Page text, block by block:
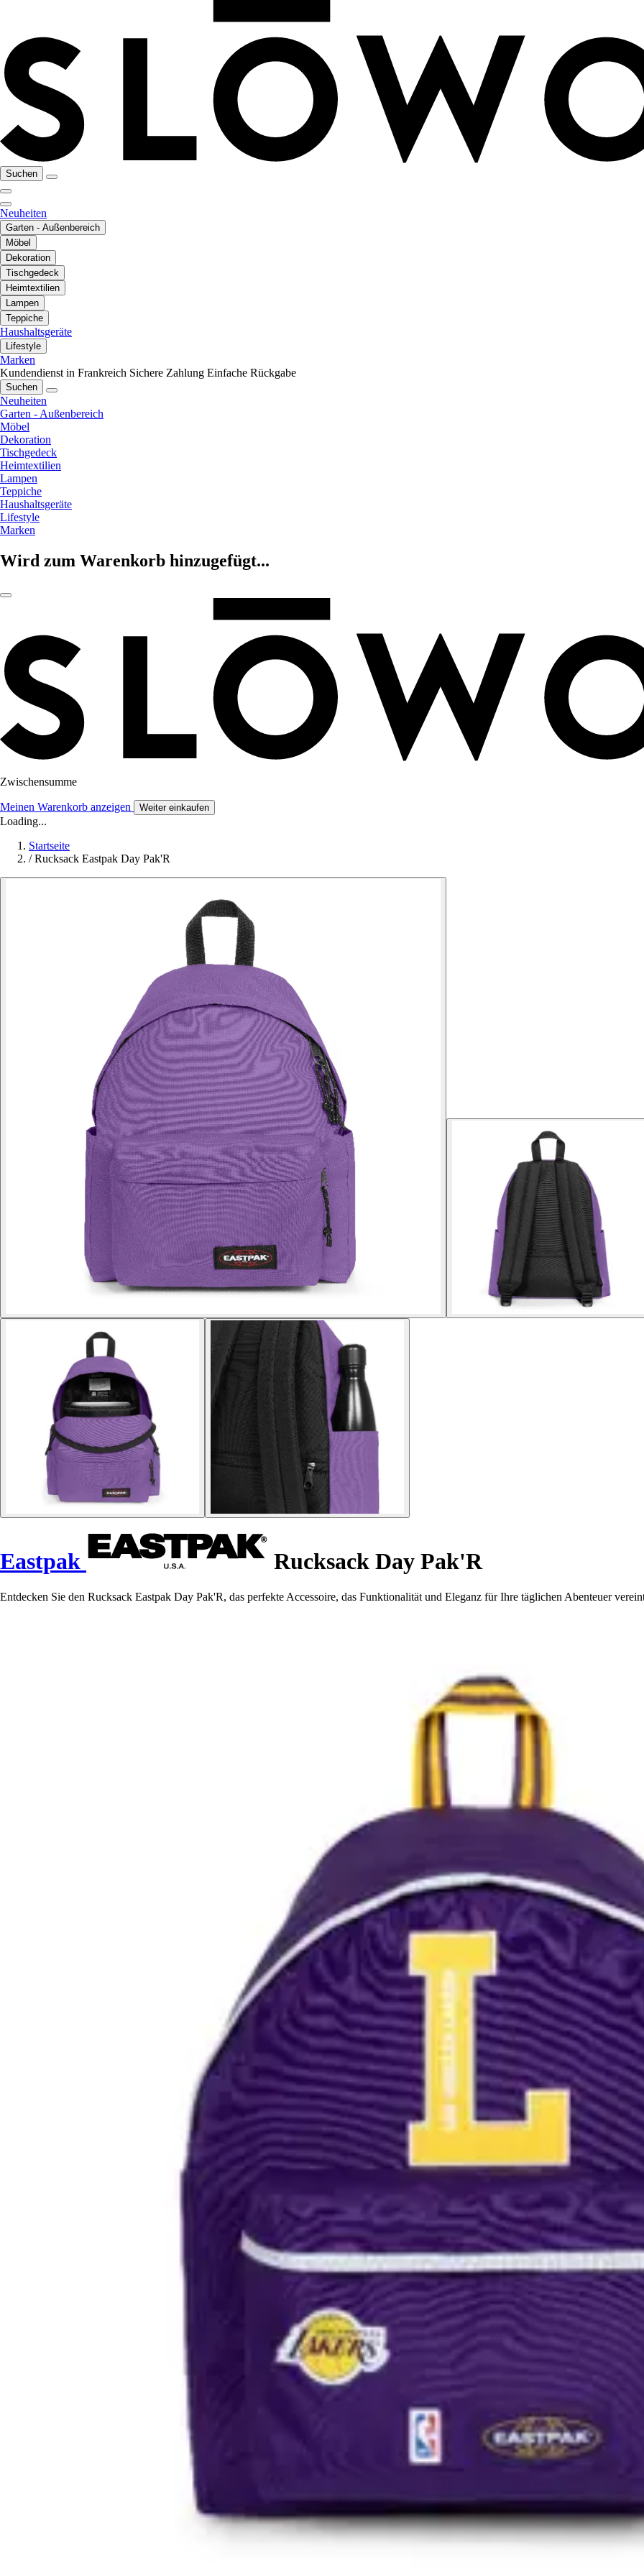
Suchen
Neuheiten
Garten - Außenbereich
Möbel
Dekoration
Tischgedeck
Heimtextilien
Lampen
Teppiche
Haushaltsgeräte
Lifestyle
Marken
Kundendienst in Frankreich Sichere Zahlung Einfache Rückgabe
Suchen
Neuheiten
Garten - Außenbereich
Möbel
Dekoration
Tischgedeck
Heimtextilien
Lampen
Teppiche
Haushaltsgeräte
Lifestyle
Marken
Wird zum Warenkorb hinzugefügt...
Zwischensumme
Meinen Warenkorb anzeigen Weiter einkaufen
Loading...
Startseite
/ Rucksack Eastpak Day Pak'R
Eastpak Rucksack Day Pak'R
Entdecken Sie den Rucksack Eastpak Day Pak'R, das perfekte Accessoire, das Funktionalität und Eleganz für Ihre täglichen Abenteuer